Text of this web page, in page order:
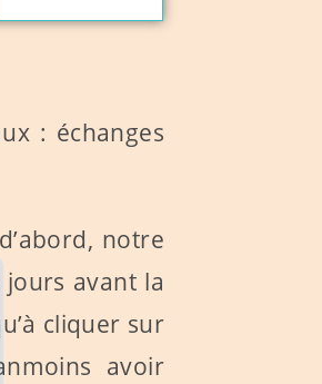
: échanges
notre
avant la
cliquer sur
avoir